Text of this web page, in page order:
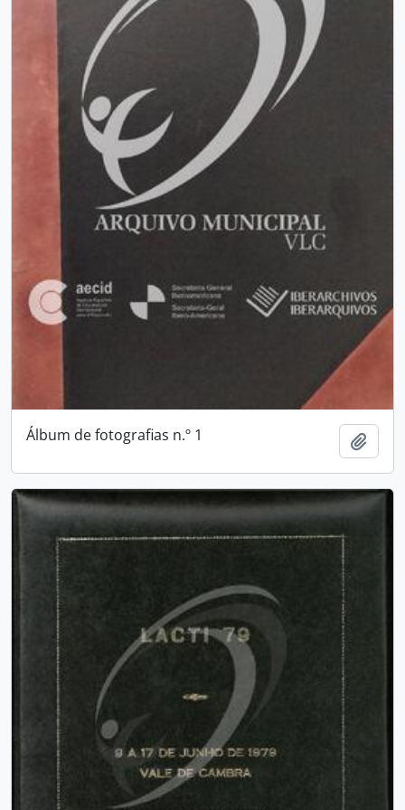
Álbum de fotografias n.º 1